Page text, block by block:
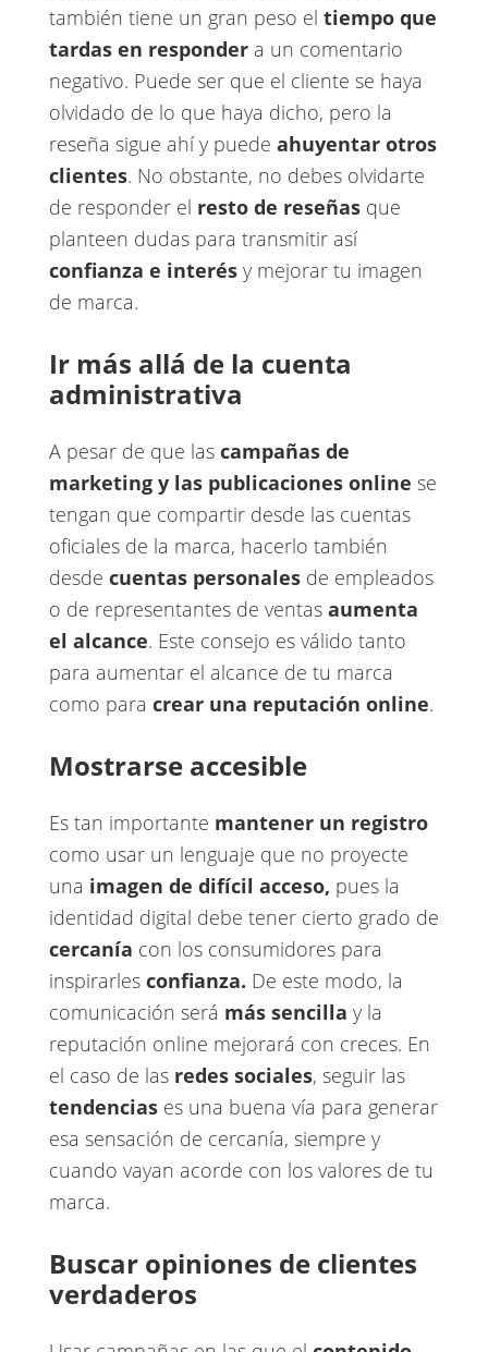
también tiene un gran peso el tiempo que
tardas en responder ​a un comentario
negativo. Puede ser que el cliente se haya
olvidado de lo que haya dicho, pero la
reseña sigue ahí y puede ​ ahuyentar otros
clientes​. No obstante, no debes olvidarte
de responder el resto de reseñas que
planteen dudas para transmitir así ​
confianza e interés y mejorar tu imagen
de marca.
Ir más allá de la cuenta
administrativa
A pesar de que las ​ campañas de
marketing y las publicaciones online ​se
tengan que compartir desde las cuentas
oficiales de la marca, hacerlo también
desde cuentas personales de empleados
o de representantes de ventas ​ aumenta
el alcance​. Este consejo es válido tanto
para aumentar el alcance de tu marca
como para ​ crear una reputación online​.
Mostrarse accesible
Es tan importante mantener un registro
como usar un lenguaje que no proyecte
una imagen de difícil acceso, pues la
identidad digital debe tener cierto grado de
cercanía ​con los consumidores para
inspirarles ​ confianza. De este modo, la
comunicación será ​ más sencilla y la
reputación online mejorará con creces. En
el caso de las ​ redes sociales​, seguir las
tendencias ​es una buena vía para generar
esa sensación de cercanía, siempre y
cuando vayan acorde con los valores de tu
marca.
Buscar opiniones de clientes
verdaderos